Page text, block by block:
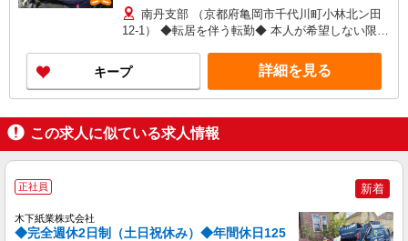
項付き協定締結済み ※試用期間3ヵ月有（給与・
条件変更なし）
南丹支部 （京都府亀岡市千代川町小林北ン田
12-1） ◆転居を伴う転勤◆ 本人が希望しない限
キープ 詳細を見る
この求人に似ている求人情報
正社員 新着
木下紙業株式会社
◆完全週休2日制（土日祝休み）◆年間休日125